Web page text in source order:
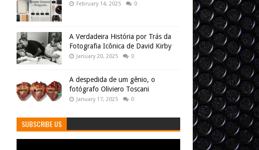
February 14, 2025 0
A Verdadeira História por Trás da
Fotografia Icônica de David Kirby
January 20, 2025 0
A despedida de um gênio, o
fotógrafo Oliviero Toscani
January 17, 2025 0
SUBSCRIBE US